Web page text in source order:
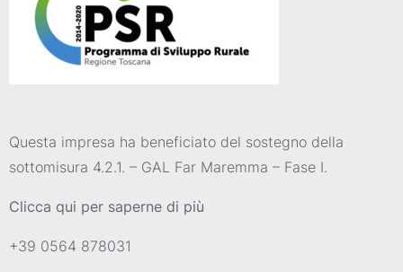
Questa impresa ha beneficiato del sostegno della
sottomisura 4.2.1. – GAL Far Maremma – Fase I.
Clicca qui per saperne di più
+39 0564 878031